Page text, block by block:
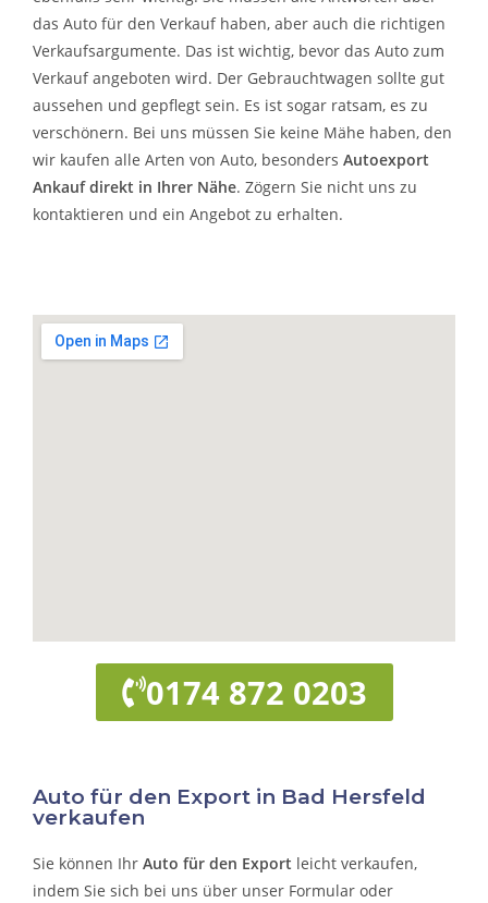
das Auto für den Verkauf haben, aber auch die richtigen
Verkaufsargumente. Das ist wichtig, bevor das Auto zum
Verkauf angeboten wird. Der Gebrauchtwagen sollte gut
aussehen und gepflegt sein. Es ist sogar ratsam, es zu
verschönern. Bei uns müssen Sie keine Mähe haben, den
wir kaufen alle Arten von Auto, besonders Autoexport
Ankauf direkt in Ihrer Nähe. Zögern Sie nicht uns zu
kontaktieren und ein Angebot zu erhalten.
0174 872 0203
Auto für den Export in Bad Hersfeld
verkaufen
Sie können Ihr Auto für den Export leicht verkaufen,
indem Sie sich bei uns über unser Formular oder